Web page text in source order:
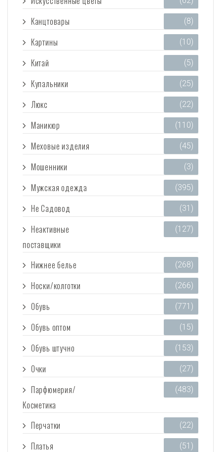
Канцтовары (8)
Картины (10)
Китай (5)
Купальники (25)
Люкс (22)
Маникюр (110)
Меховые изделия (45)
Мошенники (3)
Мужская одежда (395)
Не Садовод (31)
Неактивные
поставщики
(127)
Нижнее белье (268)
Носки/колготки (266)
Обувь (771)
Обувь оптом (15)
Обувь штучно (153)
Очки (27)
Парфюмерия/
Косметика
(483)
Перчатки (22)
Платья (51)